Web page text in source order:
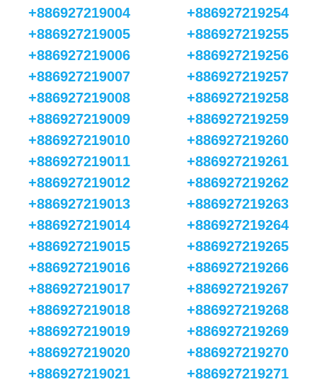
+886927219004
+886927219005
+886927219006
+886927219007
+886927219008
+886927219009
+886927219010
+886927219011
+886927219012
+886927219013
+886927219014
+886927219015
+886927219016
+886927219017
+886927219018
+886927219019
+886927219020
+886927219021
+886927219254
+886927219255
+886927219256
+886927219257
+886927219258
+886927219259
+886927219260
+886927219261
+886927219262
+886927219263
+886927219264
+886927219265
+886927219266
+886927219267
+886927219268
+886927219269
+886927219270
+886927219271